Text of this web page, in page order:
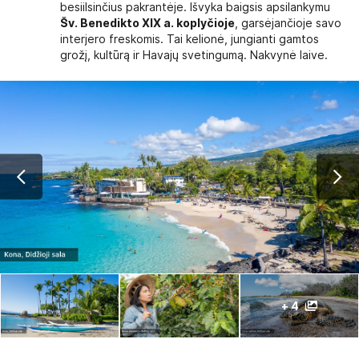
besiilsinčius pakrantėje. Išvyka baigsis apsilankymu
Šv. Benedikto XIX a. koplyčioje , garsėjančioje savo
interjero freskomis. Tai kelionė, jungianti gamtos
grožį, kultūrą ir Havajų svetingumą. Nakvynė laive.
+ 4